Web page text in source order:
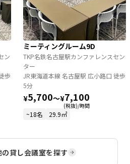
ン
歩
ミーティングルーム9D
TKP名鉄名古屋駅カンファレンスセン
ター
JR東海道本線 名古屋駅 広小路口 徒歩
5分
¥5,700〜¥7,100
(税抜)/時間
~18名 29.9㎡
の貸し会議室を探す